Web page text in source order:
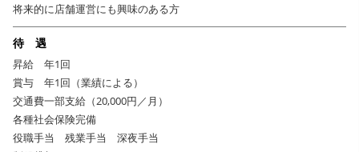
将来的に店舗運営にも興味のある方
待 遇
昇給 年1回
賞与 年1回（業績による）
交通費一部支給（20,000円／月）
各種社会保険完備
役職手当 残業手当 深夜手当